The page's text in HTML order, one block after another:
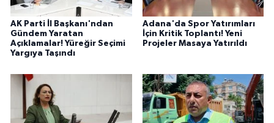
AK Parti İl Başkanı'ndan
Gündem Yaratan
Açıklamalar! Yüreğir Seçimi
Yargıya Taşındı
Adana'da Spor Yatırımları
İçin Kritik Toplantı! Yeni
Projeler Masaya Yatırıldı